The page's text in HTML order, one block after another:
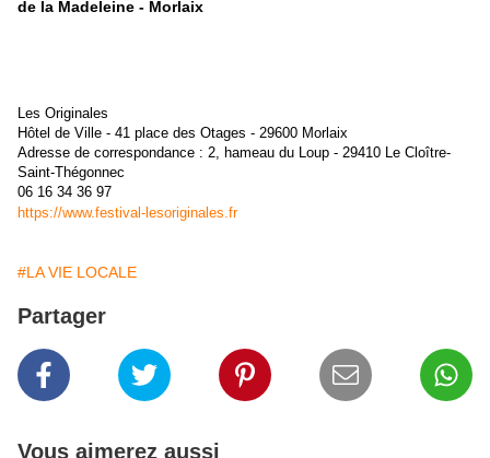
de la Madeleine - Morlaix
Les Originales
Hôtel de Ville - 41 place des Otages - 29600 Morlaix
Adresse de correspondance : 2, hameau du Loup - 29410 Le Cloître-
Saint-Thégonnec
06 16 34 36 97
https://www.festival-lesoriginales.fr
#LA VIE LOCALE
Partager
Vous aimerez aussi